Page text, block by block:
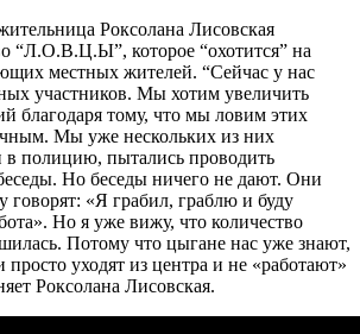
Роксолана Лисовская
“Л.О.В.Ц.Ы”, которое “охотится” на
местных жителей. “Сейчас у нас
участников. Мы хотим увеличить
благодаря тому, что мы ловим этих
Мы уже нескольких из них
в полицию, пытались проводить
Но беседы ничего не дают. Они
говорят: «Я грабил, граблю и буду
Но я уже вижу, что количество
Потому что цыгане нас уже знают,
уходят из центра и не «работают»
Роксолана Лисовская.